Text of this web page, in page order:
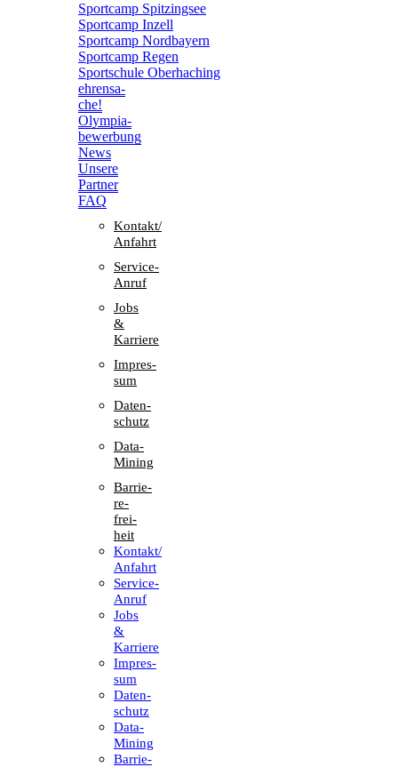
Sport­camp Spitzingsee
Sport­camp Inzell
Sport­camp Nordbayern
Sport­camp Regen
Sport­schule Oberhaching
ehren­sa­
che!
Olym­pia­
be­wer­bung
News
Unsere
Part­ner
FAQ
Kontakt/​​
Anfahrt
Service-
Anruf
Jobs
&
Karriere
Impres­
sum
Daten­
schutz
Data-
Mining
Barrie­
re­
frei­
heit
Kontakt/​​
Anfahrt
Service-
Anruf
Jobs
&
Karriere
Impres­
sum
Daten­
schutz
Data-
Mining
Barrie­